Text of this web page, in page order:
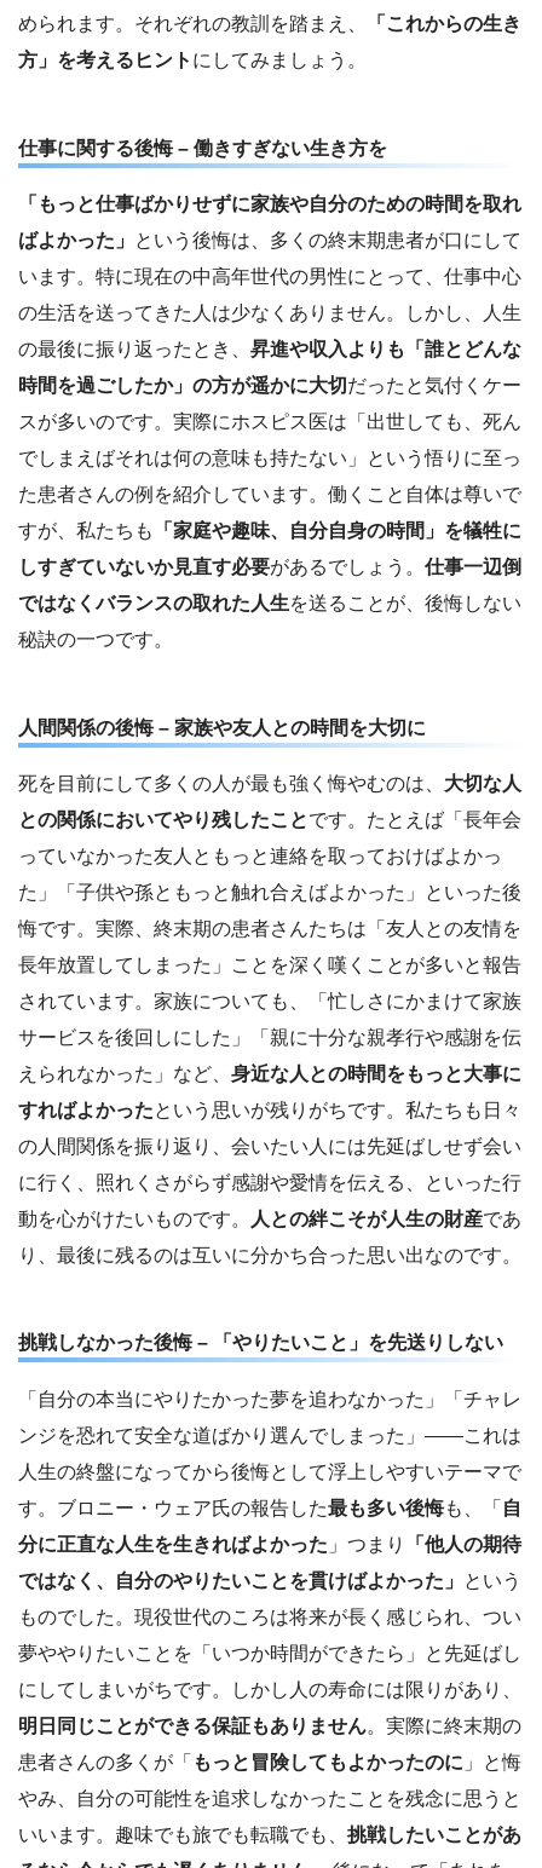
められます。それぞれの教訓を踏まえ、
「これからの生き
方」を考えるヒント にしてみましょう。
仕事に関する後悔 – 働きすぎない生き方を
「もっと仕事ばかりせずに家族や自分のための時間を取れ
ばよかった」 という後悔は、多くの終末期患者が口にして
います。特に現在の中高年世代の男性にとって、仕事中心
の生活を送ってきた人は少なくありません。しかし、人生
の最後に振り返ったとき、 昇進や収入よりも「誰とどんな
時間を過ごしたか」の方が遥かに大切 だったと気付くケー
スが多いのです。実際にホスピス医は「出世しても、死ん
でしまえばそれは何の意味も持たない」という悟りに至っ
た患者さんの例を紹介しています。働くこと自体は尊いで
すが、私たちも
「家庭や趣味、自分自身の時間」を犠牲に
しすぎていないか見直す必要があるでしょう。 仕事一辺倒
ではなくバランスの取れた人生を送ることが、後悔しない
秘訣の一つです。
人間関係の後悔 – 家族や友人との時間を大切に
死を目前にして多くの人が最も強く悔やむのは、 大切な人
との関係においてやり残したことです。たとえば「長年会
っていなかった友人ともっと連絡を取っておけばよかっ
た」「子供や孫ともっと触れ合えばよかった」といった後
悔です。実際、終末期の患者さんたちは「友人との友情を
長年放置してしまった」ことを深く嘆くことが多いと報告
されています。家族についても、「忙しさにかまけて家族
サービスを後回しにした」「親に十分な親孝行や感謝を伝
えられなかった」など、 身近な人との時間をもっと大事に
すればよかったという思いが残りがちです。私たちも日々
の人間関係を振り返り、会いたい人には先延ばしせず会い
に行く、照れくさがらず感謝や愛情を伝える、といった行
動を心がけたいものです。
人との絆こそが人生の財産であ
り、最後に残るのは互いに分かち合った思い出なのです。
挑戦しなかった後悔 – 「やりたいこと」を先送りしない
「自分の本当にやりたかった夢を追わなかった」「チャレ
ンジを恐れて安全な道ばかり選んでしまった」――これは
人生の終盤になってから後悔として浮上しやすいテーマで
す​。ブロニー・ウェア氏の報告した最も多い後悔も、「 自
分に正直な人生を生きればよかった 」つまり
「他人の期待
ではなく、自分のやりたいことを貫けばよかった」 という
ものでした​。現役世代のころは将来が長く感じられ、つい
夢ややりたいことを「いつか時間ができたら」と先延ばし
にしてしまいがちです。しかし人の寿命には限りがあり、
明日同じことができる保証もありません。実際に終末期の
患者さんの多くが「 もっと冒険してもよかったのに 」と悔
やみ、自分の可能性を追求しなかったことを残念に思うと
いいます​。趣味でも旅でも転職でも、 挑戦したいことがあ